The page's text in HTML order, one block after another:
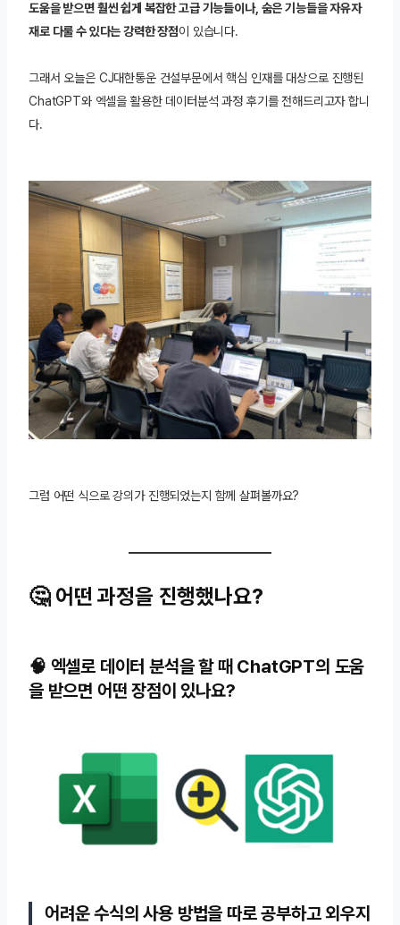
도움을 받으면 훨씬 쉽게 복잡한 고급 기능들이나, 숨은 기능들을 자유자
재로 다룰 수 있다는 강력한 장점이 있습니다.
그래서 오늘은 CJ대한통운 건설부문에서 핵심 인재를 대상으로 진행된
ChatGPT와 엑셀을 활용한 데이터분석 과정 후기를 전해드리고자 합니
다.
그럼 어떤 식으로 강의가 진행되었는지 함께 살펴볼까요?
🤔 어떤 과정을 진행했나요?
🧠 엑셀로 데이터 분석을 할 때 ChatGPT의 도움
을 받으면 어떤 장점이 있나요?
어려운 수식의 사용 방법을 따로 공부하고 외우지